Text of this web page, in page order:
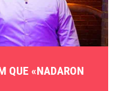
QUE «NADARON